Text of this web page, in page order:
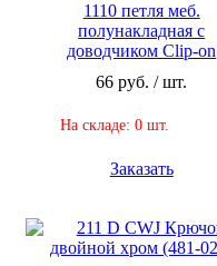
1110 петля меб.
полунакладная с
доводчиком Clip-on
66 руб. / шт.
На складе: 0 шт.
Заказать